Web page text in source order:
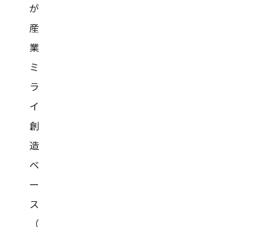
が
産
業
ミ
ラ
イ
創
造
ベ
ー
ス
（